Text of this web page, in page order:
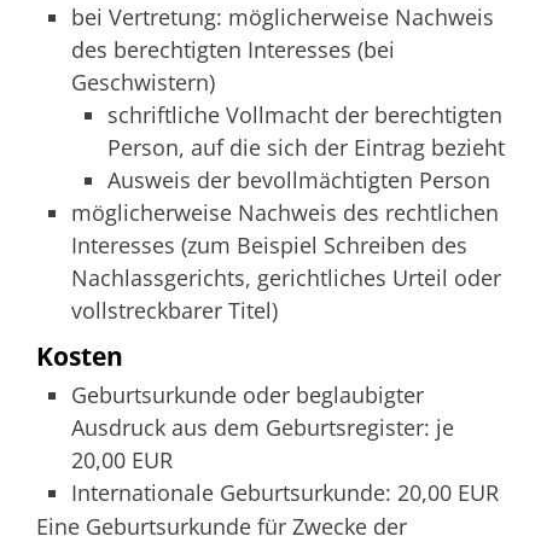
bei Vertretung: möglicherweise Nachweis
des berechtigten Interesses (bei
Geschwistern)
schriftliche Vollmacht der berechtigten
Person, auf die sich der Eintrag bezieht
Ausweis der bevollmächtigten Person
möglicherweise Nachweis des rechtlichen
Interesses (zum Beispiel Schreiben des
Nachlassgerichts, gerichtliches Urteil oder
vollstreckbarer Titel)
Kosten
Geburtsurkunde oder beglaubigter
Ausdruck aus dem Geburtsregister: je
20,00 EUR
Internationale Geburtsurkunde: 20,00 EUR
Eine Geburtsurkunde für Zwecke der